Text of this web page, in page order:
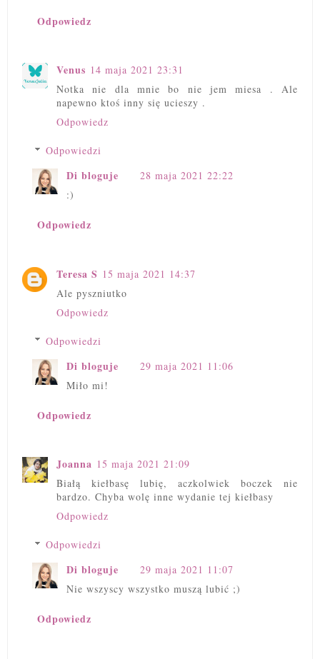
Odpowiedz
Venus 14 maja 2021 23:31
Notka nie dla mnie bo nie jem miesa . Ale
napewno ktoś inny się ucieszy .
Odpowiedz
Odpowiedzi
Di bloguje
28 maja 2021 22:22
:)
Odpowiedz
Teresa S 15 maja 2021 14:37
Ale pyszniutko
Odpowiedz
Odpowiedzi
Di bloguje
29 maja 2021 11:06
Miło mi!
Odpowiedz
Joanna 15 maja 2021 21:09
Białą kiełbasę lubię, aczkolwiek boczek nie
bardzo. Chyba wolę inne wydanie tej kiełbasy
Odpowiedz
Odpowiedzi
Di bloguje
29 maja 2021 11:07
Nie wszyscy wszystko muszą lubić ;)
Odpowiedz